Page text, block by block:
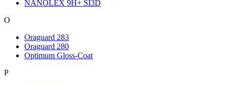
NANOLEX 9H+ SI3D
O
Oraguard 283
Oraguard 280
Optimum Gloss-Coat
P